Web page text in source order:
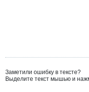
Заметили ошибку в тексте?
Выделите текст мышью и